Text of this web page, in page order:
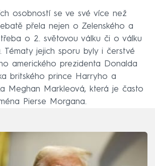
osobností se ve své více než
přela nejen o Zelenského a
o 2. světovou válku či o válku
Tématy jejich sporu byly i čerstvé
amerického prezidenta Donalda
britského prince Harryho a
Meghan Markleová, která je často
Pierse Morgana.